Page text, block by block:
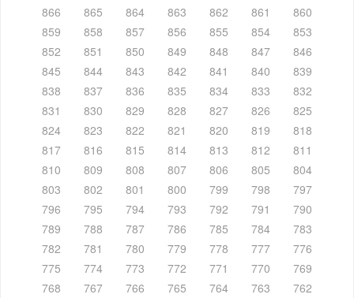
866
865 864 863 862 861
860
859
858 857 856 855 854
853
852
851 850 849 848 847
846
845
844 843 842 841 840
839
838
837 836 835 834 833
832
831
830 829 828 827 826
825
824
823 822 821 820 819
818
817
816 815 814 813 812
811
810
809 808 807 806 805
804
803
802 801 800 799 798
797
796
795 794 793 792 791
790
789
788 787 786 785 784
783
782
781 780 779 778 777
776
775
774 773 772 771 770
769
768
767 766 765 764 763
762